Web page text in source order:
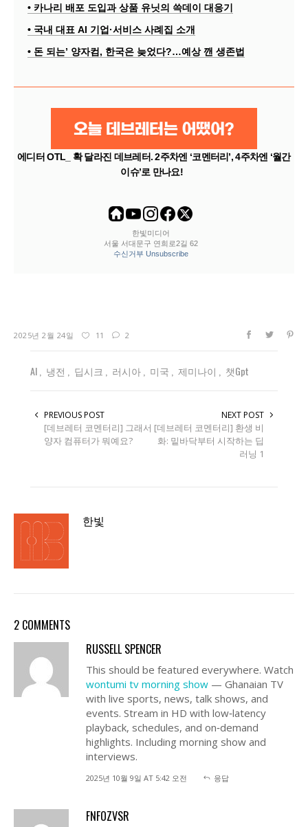
• 카나리 배포 도입과 상품 유닛의 쓱데이 대응기
• 국내 대표 AI 기업·서비스 사례집 소개
• 돈 되는’ 양자컴, 한국은 늦었다?…예상 깬 생존법
에디터 OTL_ 확 달라진 데브레터. 2주차엔 ‘코멘터리’, 4주차엔 ‘월간
이슈’로 만나요!
한빛미디어
서울 서대문구 연희로2길 62
수신거부 Unsubscribe
2025년 2월 24일 11 2
AI 냉전 딥시크 러시아 미국 제미나이 챗gpt
PREVIOUS POST
[데브레터 코멘터리] 그래서
양자 컴퓨터가 뭐예요?
NEXT POST
[데브레터 코멘터리] 환생 비
화: 밑바닥부터 시작하는 딥
러닝 1
한빛
2 COMMENTS
RUSSELL SPENCER
This should be featured everywhere. Watch
wontumi tv morning show — Ghanaian TV
with live sports, news, talk shows, and
events. Stream in HD with low‑latency
playback, schedules, and on‑demand
highlights. Including morning show and
interviews.
2025년 10월 9일 AT 5:42 오전 응답
FNFOZVSR